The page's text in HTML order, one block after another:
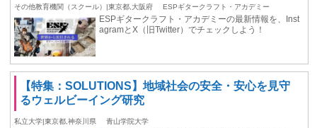
その他教育機関（スクール）|東京都,大阪府 ESPギタークラフト・アカデミー
ESPギタークラフト・アカデミーの最新情報を、Inst
agramとX（旧Twitter）でチェックしよう！
【特集：SOLUTIONS】地域社会の安全・安心を見守
るウェルビーイング研究
私立大学|東京都,神奈川県 青山学院大学